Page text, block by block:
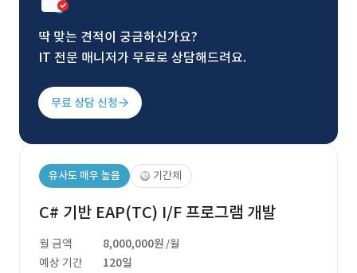
딱 맞는 견적이 궁금하신가요?
IT 전문 매니저가 무료로 상담해드려요.
무료 상담 신청
유사도 매우 높음 기간제
C# 기반 EAP(TC) I/F 프로그램 개발
월 금액 8,000,000원 /월
예상 기간 120일